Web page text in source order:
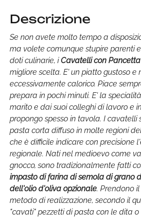
Descrizione
Se non avete molto tempo a
ma volete comunque stupire parenti
doti culinarie, iCavatelli con
migliore scelta. E' un piatto gustoso e
eccessivamente calorico. Piace
prepara in pochi minuti. E' la
marito e dai suoi colleghi di lavoro e
propongo spesso in tavola. I cavatelli
pasta corta diffuso in molte regioni
che è difficile indicare con precisione
regionale. Nati nel medioevo come
gnocco, sono tradizionalmente fatti
impasto di farina di semola di grano
dell'olio d'oliva opzionale. Prendono
metodo di realizzazione, secondo il
"cavati" pezzetti di pasta con le dita